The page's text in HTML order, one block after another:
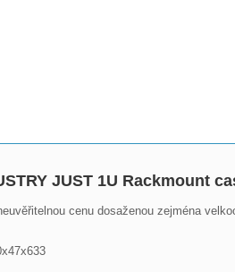
JUST 1U Rackmount
cenu dosaženou zejména